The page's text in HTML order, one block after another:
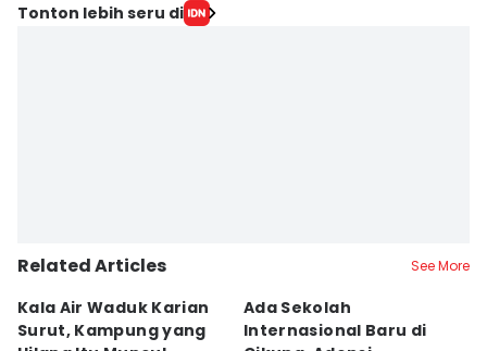
Tonton lebih seru di
Related Articles See More
Kala Air Waduk Karian
Surut, Kampung yang
Ada Sekolah
Internasional Baru di